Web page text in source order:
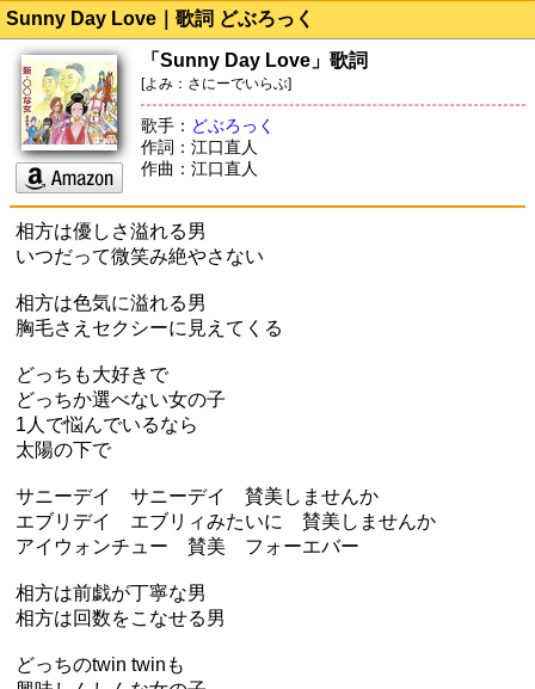
Sunny Day Love｜歌詞 どぶろっく
「Sunny Day Love」歌詞
[よみ：さにーでいらぶ]
歌手： どぶろっく
作詞：江口直人
作曲：江口直人
相方は優しさ溢れる男
いつだって微笑み絶やさない
相方は色気に溢れる男
胸毛さえセクシーに見えてくる
どっちも大好きで
どっちか選べない女の子
1人で悩んでいるなら
太陽の下で
サニーデイ サニーデイ 賛美しませんか
エブリデイ エブリィみたいに 賛美しませんか
アイウォンチュー 賛美 フォーエバー
相方は前戯が丁寧な男
相方は回数をこなせる男
どっちのtwin twinも